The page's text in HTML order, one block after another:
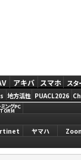
アキバ スマホ ス
地方活性 PUACL2026
ングPC
ヤマハ